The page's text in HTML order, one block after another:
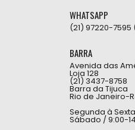
WHATSAPP
(21) 97220-7595
BARRA
Avenida das
Loja 128
(21) 3437-8758
Barra da Tijuca
Rio de Janeiro-
Segunda à
Sábado / 9:00-